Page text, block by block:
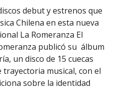
debut y estrenos que
Chilena en esta nueva
La Romeranza El
publicó su álbum
un disco de 15 cuecas
trayectoria musical, con el
sobre la identidad